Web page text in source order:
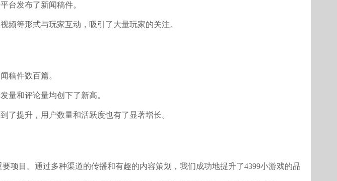
台发布了新闻稿件。
频等形式与玩家互动，吸引了大量玩家的关注。
稿件数百篇。
量和评论量均创下了新高。
了提升，用户数量和活跃度也有了显著增长。
项目。通过多种渠道的传播和有趣的内容策划，我们成功地提升了4399小游戏的品